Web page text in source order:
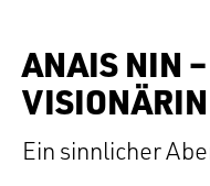
ANAIS NIN
VISIONÄRIN
Ein sinnlicher